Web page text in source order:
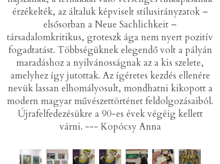
érzékelték, az általuk képviselt stílusirányzatok –
elsősorban a Neue Sachlichkeit –
társadalomkritikus, groteszk ága nem nyert pozitív
fogadtatást. Többségüknek elegendő volt a pályán
maradáshoz a nyilvánosságnak az a kis szelete,
amelyhez így jutottak. Az ígéretes kezdés ellenére
nevük lassan elhomályosult, mondhatni kikopott a
modern magyar művészettörténet feldolgozásaiból.
Újrafelfedezésükre a 90-es évek végéig kellett
várni. --- Kopócsy Anna